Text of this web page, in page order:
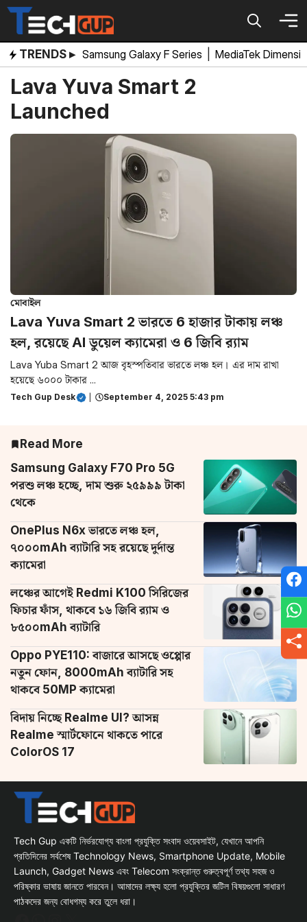
Skip
content
TRENDS ▸ Samsung Galaxy F Series MediaTek
Lava Yuva Smart 2
Launched
মোবাইল
Lava Yuva Smart 2 ভারতে 6 হাজার টাকায় লঞ্চ
হল, রয়েছে AI ডুয়েল ক্যামেরা ও 6 জিবি র‌্যাম
Lava Yuba Smart 2 আজ বৃহস্পতিবার ভারতে লঞ্চ হল। এর দাম রাখা
হয়েছে ৬০০০ টাকার ...
Tech Gup Desk September 4, 2025 5:43 pm
Read More
Samsung Galaxy F70 Pro 5G
পরশু লঞ্চ হচ্ছে, দাম শুরু ২৫৯৯৯ টাকা
থেকে
OnePlus N6x ভারতে লঞ্চ হল,
৭০০০mAh ব্যাটারি সহ রয়েছে দুর্দান্ত
ক্যামেরা
লঞ্চের আগেই Redmi K100 সিরিজের
ফিচার ফাঁস, থাকবে ১৬ জিবি র‌্যাম ও
৮৫০০mAh ব্যাটারি
Oppo PYE110: বাজারে আসছে ওপ্পোর
নতুন ফোন, 8000mAh ব্যাটারি সহ
থাকবে 50MP ক্যামেরা
বিদায় নিচ্ছে Realme UI? আসন্ন
Realme স্মার্টফোনে থাকতে পারে
ColorOS 17
Tech Gup একটি নির্ভরযোগ্য বাংলা প্রযুক্তি সংবাদ ওয়েবসাইট, যেখানে আপনি
প্রতিদিনের সর্বশেষ Technology News, Smartphone Update, Mobile
Launch, Gadget News এবং Telecom সংক্রান্ত গুরুত্বপূর্ণ তথ্য সহজ ও
পরিষ্কার ভাষায় জানতে পারবেন। আমাদের লক্ষ্য হলো প্রযুক্তির জটিল বিষয়গুলো সাধারণ
পাঠকদের জন্য বোধগম্য করে তুলে ধরা।